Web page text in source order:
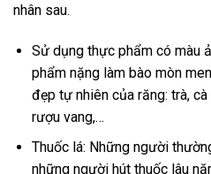
nhân sau.
Sử dụng thực phẩm có màu
phẩm nặng làm bào mòn
đẹp tự nhiên của răng: trà,
rượu vang,…
Thuốc lá: Những người
những người hút thuốc lâu